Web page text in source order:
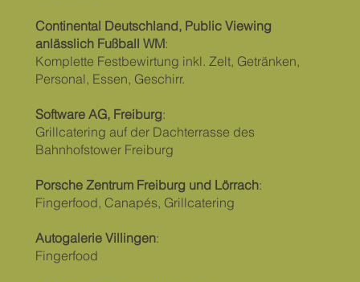
Continental Deutschland, Public Viewing
anlässlich Fußball WM:
Komplette Festbewirtung inkl. Zelt, Getränken,
Personal, Essen, Geschirr.
Software AG, Freiburg:
Grillcatering auf der Dachterrasse des
Bahnhofstower Freiburg
Porsche Zentrum Freiburg und Lörrach:
Fingerfood, Canapés, Grillcatering
Autogalerie Villingen:
Fingerfood